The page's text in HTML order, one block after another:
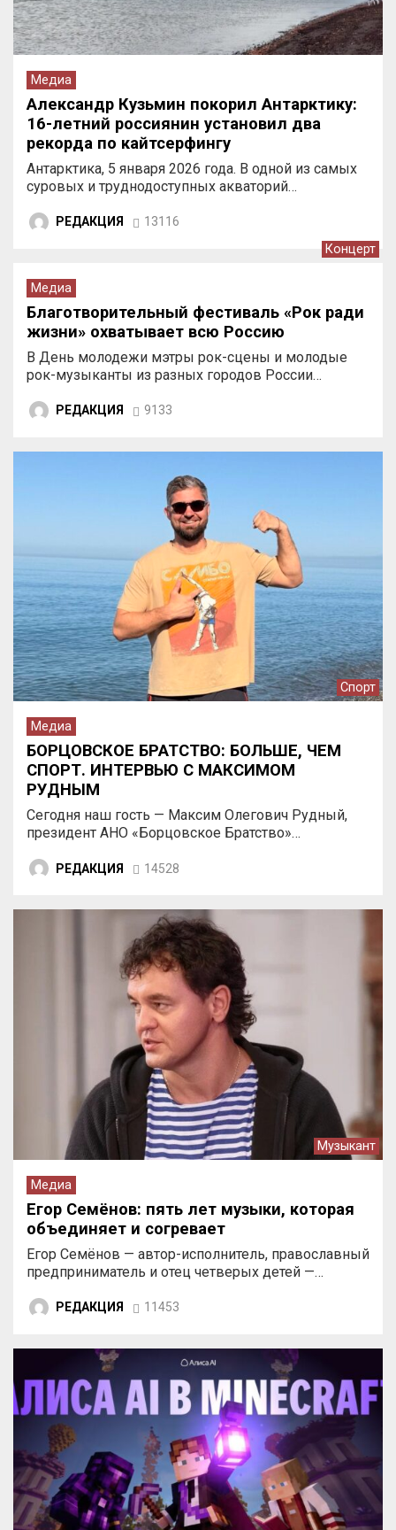
Медиа
Александр Кузьмин покорил Антарктику:
16-летний россиянин установил два
рекорда по кайтсерфингу
Антарктика, 5 января 2026 года. В одной из самых
суровых и труднодоступных акваторий…
РЕДАКЦИЯ 13116
Концерт
Медиа
Благотворительный фестиваль «Рок ради
жизни» охватывает всю Россию
В День молодежи мэтры рок-сцены и молодые
рок-музыканты из разных городов России…
РЕДАКЦИЯ 9133
Спорт
Медиа
БОРЦОВСКОЕ БРАТСТВО: БОЛЬШЕ, ЧЕМ
СПОРТ. ИНТЕРВЬЮ С МАКСИМОМ
РУДНЫМ
Сегодня наш гость — Максим Олегович Рудный,
президент АНО «Борцовское Братство»…
РЕДАКЦИЯ 14528
Музыкант
Медиа
Егор Семёнов: пять лет музыки, которая
объединяет и согревает
Егор Семёнов — автор-исполнитель, православный
предприниматель и отец четверых детей —…
РЕДАКЦИЯ 11453